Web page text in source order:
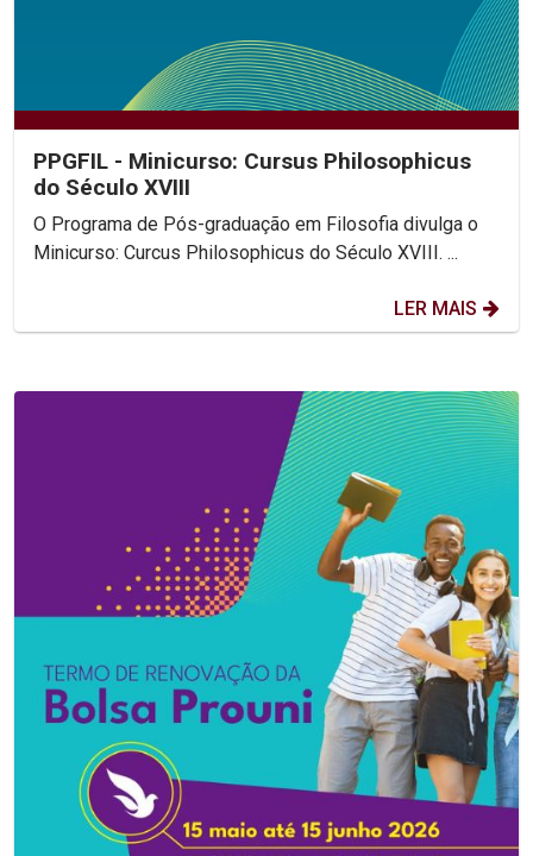
PPGFIL - Minicurso: Cursus Philosophicus
do Século XVIII
O Programa de Pós-graduação em Filosofia divulga o
Minicurso: Curcus Philosophicus do Século XVIII. ...
LER MAIS